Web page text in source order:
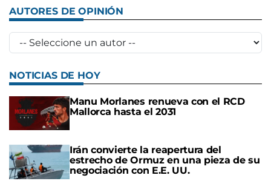
AUTORES DE OPINIÓN
NOTICIAS DE HOY
Manu Morlanes renueva con el RCD
Mallorca hasta el 2031
Irán convierte la reapertura del
estrecho de Ormuz en una pieza de su
negociación con E.E. UU.